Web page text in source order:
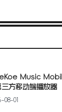
Music
三方移动端播放器
08-01